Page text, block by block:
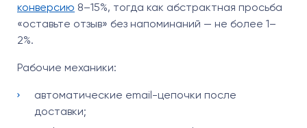
конверсию 8–15%, тогда как абстрактная просьба
«оставьте отзыв» без напоминаний — не более 1–
2%.
Рабочие механики:
автоматические email-цепочки после
доставки;